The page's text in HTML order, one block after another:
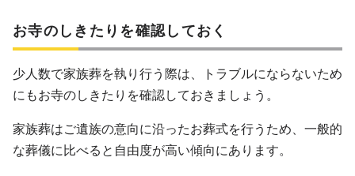
お寺のしきたりを確認しておく
少人数で家族葬を執り行う際は、トラブルにならないため
にもお寺のしきたりを確認しておきましょう。
家族葬はご遺族の意向に沿ったお葬式を行うため、一般的
な葬儀に比べると自由度が高い傾向にあります。